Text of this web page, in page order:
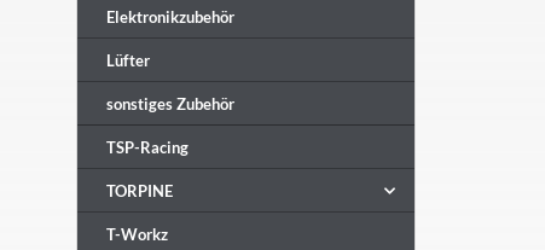
Elektronikzubehör
Lüfter
sonstiges Zubehör
TSP-Racing
TORPINE
T-Workz